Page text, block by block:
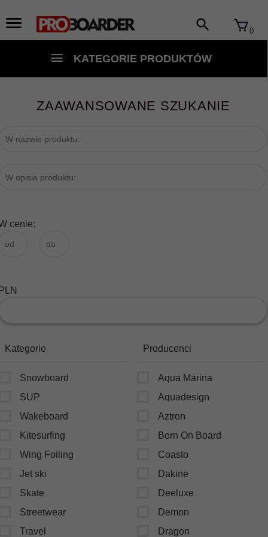
0
KATEGORIE PRODUKTÓW
ZAAWANSOWANE SZUKANIE
cenie:
Kategorie
Snowboard
SUP
Wakeboard
Kitesurfing
Wing Foiling
Jet ski
Skate
Streetwear
Travel
Producenci
Aqua Marina
Aquadesign
Aztron
Born On Board
Coasto
Dakine
Deeluxe
Demon
Dragon